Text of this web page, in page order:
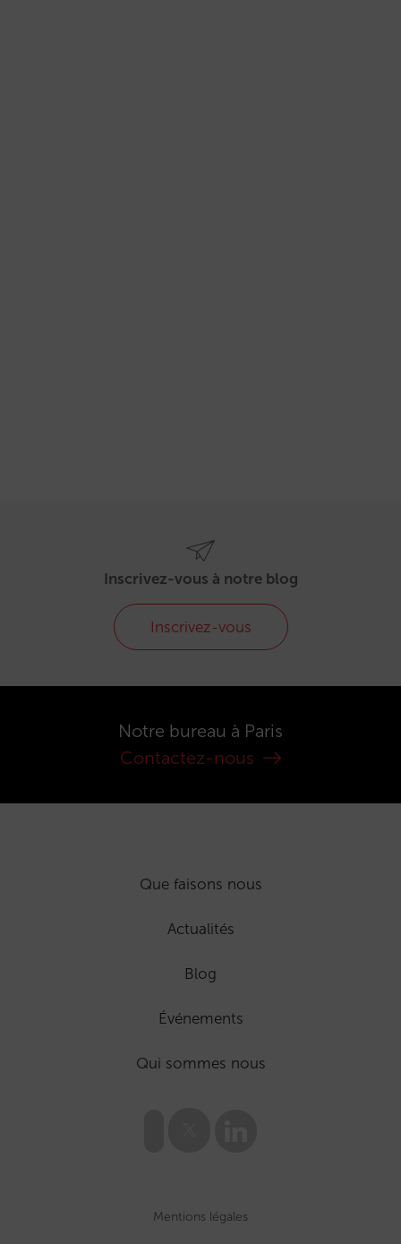
Inscrivez-vous à notre blog
Inscrivez-vous
Notre bureau à Paris
Contactez-nous
Que faisons nous
Actualités
Blog
Événements
Qui sommes nous
Mentions légales